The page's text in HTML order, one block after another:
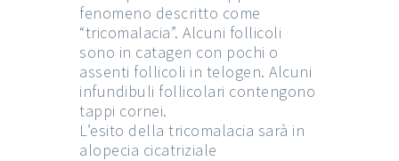
fenomeno descritto come
“tricomalacia”. Alcuni follicoli
sono in catagen con pochi o
assenti follicoli in telogen. Alcuni
infundibuli follicolari contengono
tappi cornei.
L’esito della tricomalacia sarà in
alopecia cicatriziale